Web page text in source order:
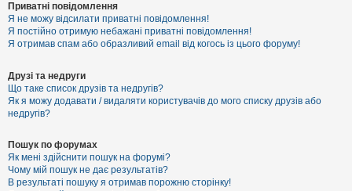
Приватні повідомлення
Я не можу відсилати приватні повідомлення!
Я постійно отримую небажані приватні повідомлення!
Я отримав спам або образливий email від когось із цього форуму!
Друзі та недруги
Що таке список друзів та недругів?
Як я можу додавати / видаляти користувачів до мого списку друзів або
недругів?
Пошук по форумах
Як мені здійснити пошук на форумі?
Чому мій пошук не дає результатів?
В результаті пошуку я отримав порожню сторінку!